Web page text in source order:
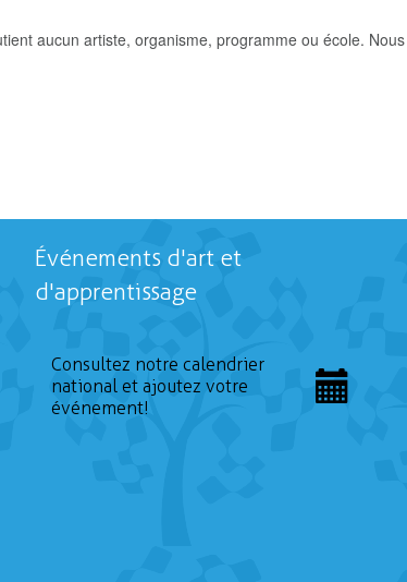
aucun artiste, organisme, programme ou école.
Événements d'art et
d'apprentissage
Consultez notre calendrier
national et ajoutez votre
événement!